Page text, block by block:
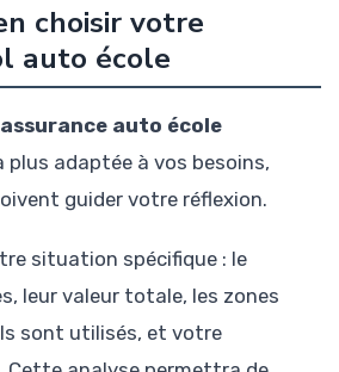
choisir votre
auto école
assurance auto école
plus adaptée à vos besoins,
guider votre réflexion.
situation spécifique : le
leur valeur totale, les zones
sont utilisés, et votre